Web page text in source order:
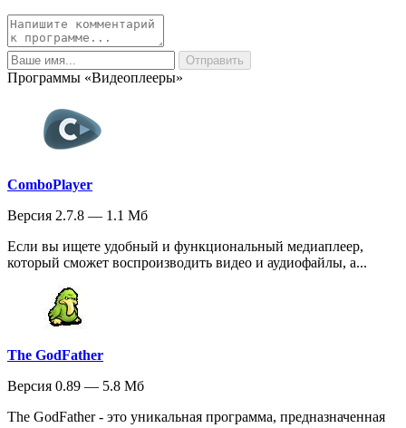
Программы «Видеоплееры»
ComboPlayer
Версия 2.7.8 — 1.1 Мб
Если вы ищете удобный и функциональный медиаплеер,
который сможет воспроизводить видео и аудиофайлы, а...
The GodFather
Версия 0.89 — 5.8 Мб
The GodFather - это уникальная программа, предназначенная